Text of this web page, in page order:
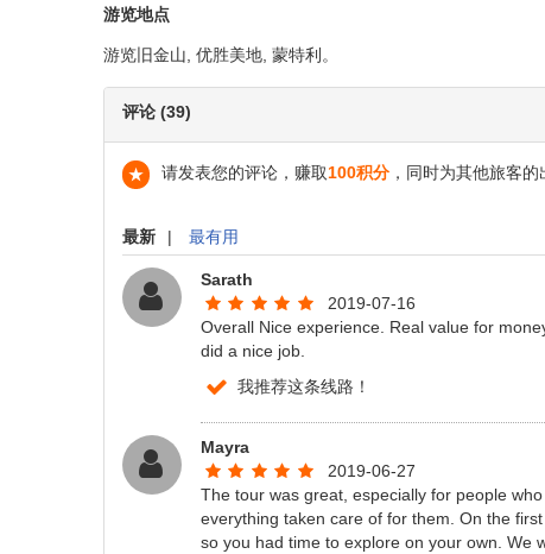
游览地点
游览旧金山, 优胜美地, 蒙特利。
评论 (39)
★ 请发表您的评论，赚取100积分 ，同时为其他旅客
最新 | 最有用
Sarath
2019-07-16
Overall Nice experience. Real value for
did a nice job.
我推荐这条线路！
Mayra
2019-06-27
The tour was great, especially for people
everything taken care of for them. On the
so you had time to explore on your own. We